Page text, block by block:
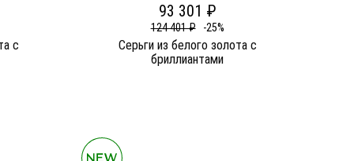
c
93 301 ₽
124 401 ₽ -25%
Серьги из белого золота c
бриллиантами